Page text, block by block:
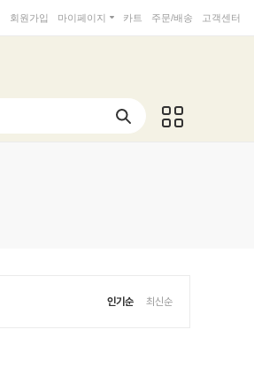
회원가입 마이페이지 카트 주문/배송 고객센터
인기순 최신순